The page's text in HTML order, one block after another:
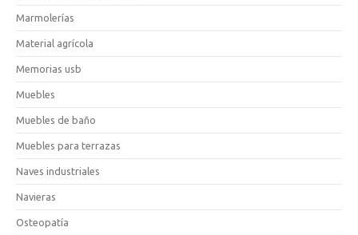
Marmolerías
Material agrícola
Memorias usb
Muebles
Muebles de baño
Muebles para terrazas
Naves industriales
Navieras
Osteopatía